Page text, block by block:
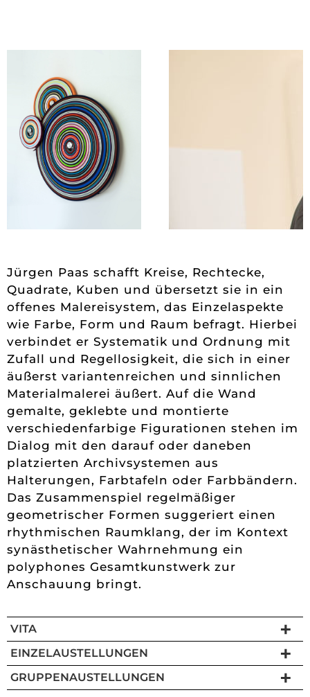
Jürgen Paas schafft Kreise, Rechtecke,
Quadrate, Kuben und übersetzt sie in ein
offenes Malereisystem, das Einzelaspekte
wie Farbe, Form und Raum befragt. Hierbei
verbindet er Systematik und Ordnung mit
Zufall und Regellosigkeit, die sich in einer
äußerst variantenreichen und sinnlichen
Materialmalerei äußert. Auf die Wand
gemalte, geklebte und montierte
verschiedenfarbige Figurationen stehen im
Dialog mit den darauf oder daneben
platzierten Archivsystemen aus
Halterungen, Farbtafeln oder Farbbändern.
Das Zusammenspiel regelmäßiger
geometrischer Formen suggeriert einen
rhythmischen Raumklang, der im Kontext
synästhetischer Wahrnehmung ein
polyphones Gesamtkunstwerk zur
Anschauung bringt.
VITA
EINZELAUSTELLUNGEN
GRUPPENAUSTELLUNGEN